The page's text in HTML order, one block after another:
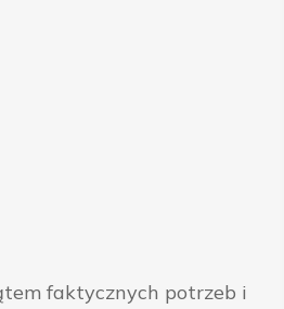
faktycznych potrzeb i